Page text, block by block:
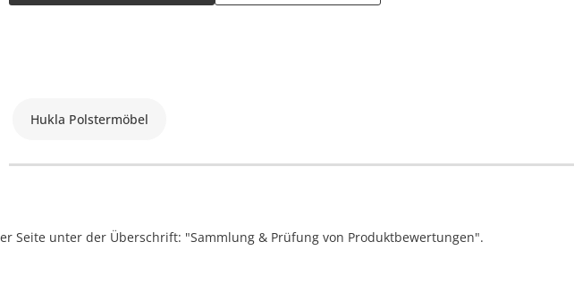
Hukla Polstermöbel
Seite unter der Überschrift: "Sammlung & Prüfung von Produktbewertungen".